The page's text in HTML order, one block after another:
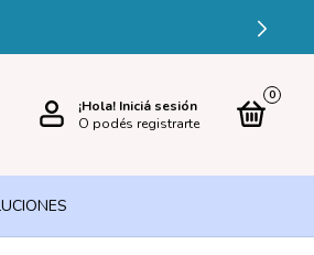
¡Hola! Iniciá sesión
O podés registrarte
0